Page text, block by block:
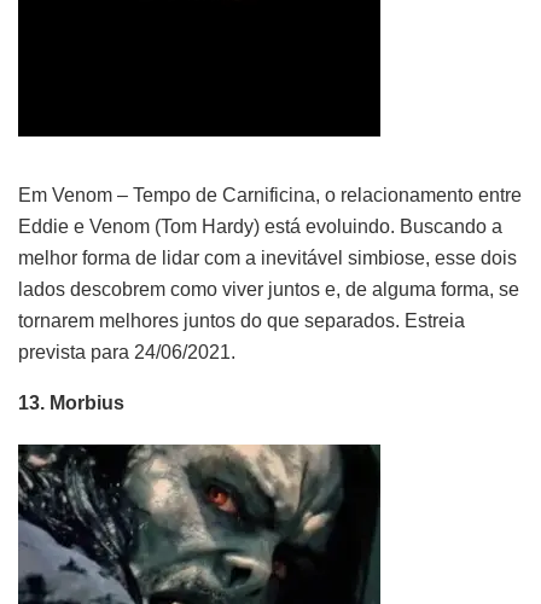
Em Venom – Tempo de Carnificina, o relacionamento entre
Eddie e Venom (Tom Hardy) está evoluindo. Buscando a
melhor forma de lidar com a inevitável simbiose, esse dois
lados descobrem como viver juntos e, de alguma forma, se
tornarem melhores juntos do que separados. Estreia
prevista para 24/06/2021.
13. Morbius